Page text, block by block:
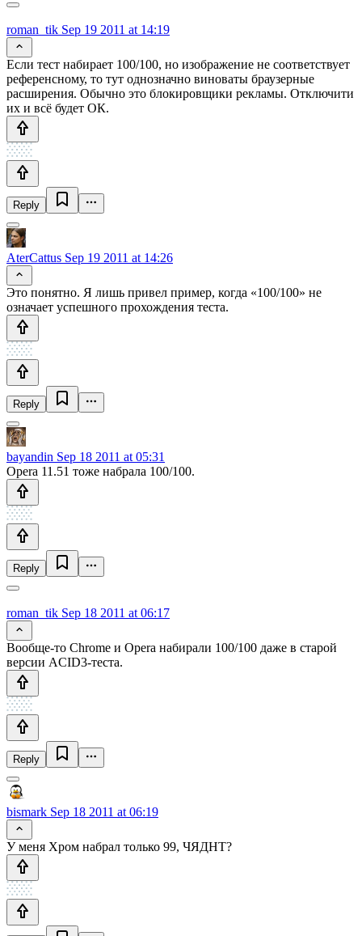
roman_tik Sep 19 2011 at 14:19
Если тест набирает 100/100, но изображение не соответствует
референсному, то тут однозначно виноваты браузерные
расширения. Обычно это блокировщики рекламы. Отключити
их и всё будет ОК.
Reply
AterCattus Sep 19 2011 at 14:26
Это понятно. Я лишь привел пример, когда «100/100» не
означает успешного прохождения теста.
Reply
bayandin Sep 18 2011 at 05:31
Opera 11.51 тоже набрала 100/100.
Reply
roman_tik Sep 18 2011 at 06:17
Вообще-то Chrome и Opera набирали 100/100 даже в старой
версии ACID3-теста.
Reply
bismark Sep 18 2011 at 06:19
У меня Хром набрал только 99, ЧЯДНТ?